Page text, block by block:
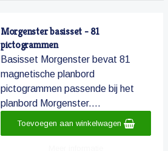
Morgenster basisset - 81
pictogrammen
Basisset Morgenster bevat 81
magnetische planbord
pictogrammen passende bij het
planbord Morgenster....
Toevoegen aan winkelwagen